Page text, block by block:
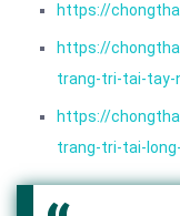
https://
https://
trang-tri-tai-tay-
https://
trang-tri-tai-